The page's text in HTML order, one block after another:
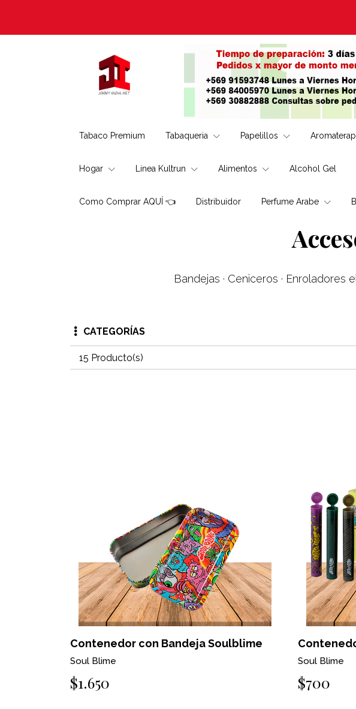
Tabaco Premium Tabaqueria Papelillos
Hogar Linea Kultrun Alimentos Alcohol Gel
Como Comprar AQUÍ 👈 Distribuidor Perfume Arabe
Bandejas · Ceniceros ·
CATEGORÍAS
15 Producto(s)
Contenedor con Bandeja Soulblime
Soul Blime
$1.650
Soul Blime
$700